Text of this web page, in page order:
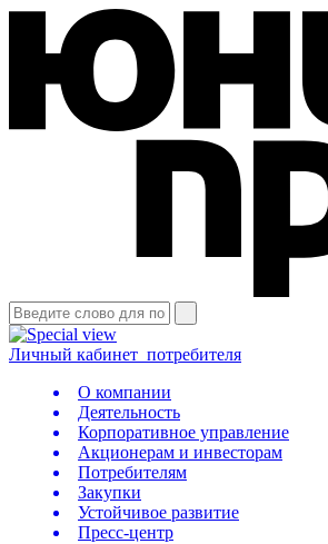
Личный кабинет потребителя
О компании
Деятельность
Корпоративное управление
Акционерам и инвесторам
Потребителям
Закупки
Устойчивое развитие
Пресс-центр